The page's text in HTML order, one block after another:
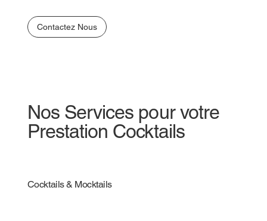
Contactez Nous
Nos Services pour votre
Prestation Cocktails
Cocktails & Mocktails